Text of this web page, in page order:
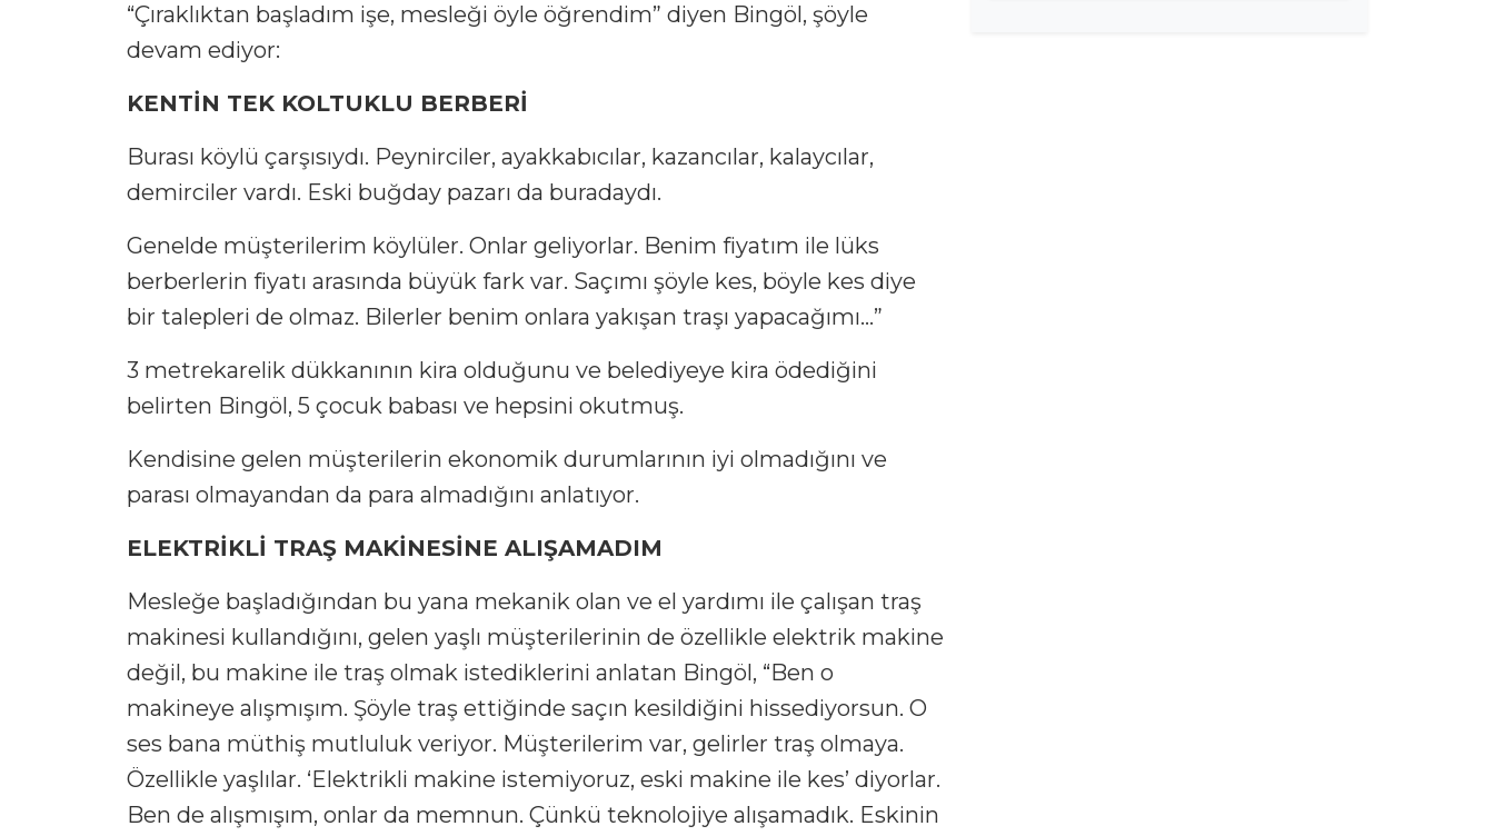
“Çıraklıktan başladım işe, mesleği öyle öğrendim” diyen Bingöl, şöyle
devam ediyor:
KENTİN TEK KOLTUKLU BERBERİ
Burası köylü çarşısıydı. Peynirciler, ayakkabıcılar, kazancılar, kalaycılar,
demirciler vardı. Eski buğday pazarı da buradaydı.
Genelde müşterilerim köylüler. Onlar geliyorlar. Benim fiyatım ile lüks
berberlerin fiyatı arasında büyük fark var. Saçımı şöyle kes, böyle kes diye
bir talepleri de olmaz. Bilerler benim onlara yakışan traşı yapacağımı…”
3 metrekarelik dükkanının kira olduğunu ve belediyeye kira ödediğini
belirten Bingöl, 5 çocuk babası ve hepsini okutmuş.
Kendisine gelen müşterilerin ekonomik durumlarının iyi olmadığını ve
parası olmayandan da para almadığını anlatıyor.
ELEKTRİKLİ TRAŞ MAKİNESİNE ALIŞAMADIM
Mesleğe başladığından bu yana mekanik olan ve el yardımı ile çalışan traş
makinesi kullandığını, gelen yaşlı müşterilerinin de özellikle elektrik makine
değil, bu makine ile traş olmak istediklerini anlatan Bingöl, “Ben o
makineye alışmışım. Şöyle traş ettiğinde saçın kesildiğini hissediyorsun. O
ses bana müthiş mutluluk veriyor. Müşterilerim var, gelirler traş olmaya.
Özellikle yaşlılar. ‘Elektrikli makine istemiyoruz, eski makine ile kes’ diyorlar.
Ben de alışmışım, onlar da memnun. Çünkü teknolojiye alışamadık. Eskinin